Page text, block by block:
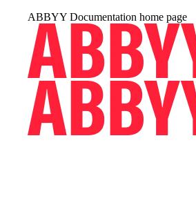
ABBYY Documentation home page